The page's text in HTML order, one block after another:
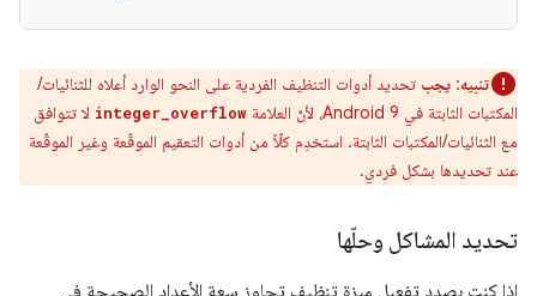
تنبيه: يجب تحديد أدوات التنظيف الفردية على النحو الوارد أعلاه للثنائيات/
المكتبات الثابتة في Android 9، لأنّ العلامة
integer_overflow لا تتوافق
مع الثنائيات/المكتبات الثابتة. استخدِم كلّاً من أدوات التعقيم الموقّعة وغير الموقّعة
عند تحديدها بشكل فردي.
تحديد المشاكل وحلّها
إذا كنت بصدد تفعيل ميزة تنظيف تجاوز سعة الأعداد الصحيحة في